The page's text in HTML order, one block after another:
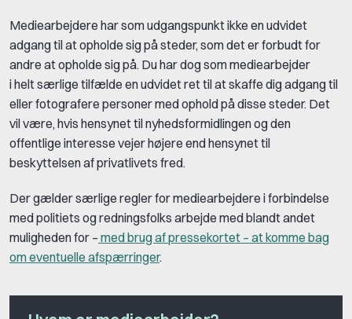
Mediearbejdere har som udgangspunkt ikke en udvidet
adgang til at opholde sig på steder, som det er forbudt for
andre at opholde sig på. Du har dog som mediearbejder
i helt særlige tilfælde en udvidet ret til at skaffe dig adgang til
eller fotografere personer med ophold på disse steder. Det
vil være, hvis hensynet til nyhedsformidlingen og den
offentlige interesse vejer højere end hensynet til
beskyttelsen af privatlivets fred.
Der gælder særlige regler for mediearbejdere i forbindelse
med politiets og redningsfolks arbejde med blandt andet
muligheden for – med brug af pressekortet – at komme bag
om eventuelle afspærringer.